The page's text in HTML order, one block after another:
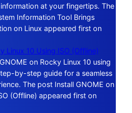
at your fingertips. The
Information Tool Brings
on Linux appeared first on
Linux 10 Using ISO (Offline)
on Rocky Linux 10 using
by-step guide for a seamless
The post Install GNOME on
(Offline) appeared first on